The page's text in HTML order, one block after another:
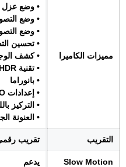
مميزات الكاميرا
• وضع عزل
• وضع
• وضع
• تحسين
• كشف
• تقنية HDR
• بانوراما
• إعدادات ISO
• التركيز
• العنونة
التقريب تقريب
Slow Motion يدعم